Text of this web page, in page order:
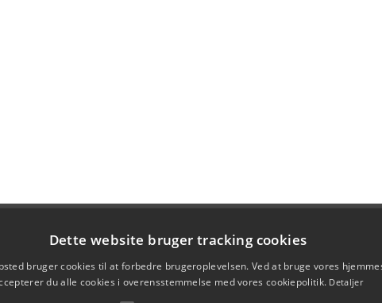
Dette website bruger tracking cookies
bruger cookies til at forbedre brugeroplevelsen. Ved at bruge vores
du alle cookies i overensstemmelse med vores cookiepolitik. Detaljer